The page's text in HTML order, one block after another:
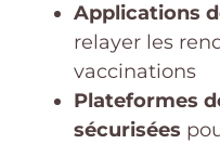
Applications
relayer les
vaccinations
Plateformes
sécurisées